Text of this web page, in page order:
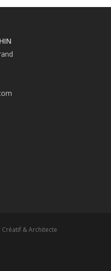
Créatif & Architecte